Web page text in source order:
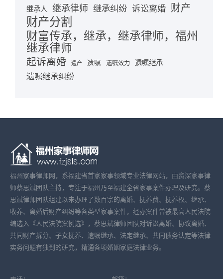
继承人 继承律师 继承纠纷 诉讼离婚 财产
财产分割
财富传承，继承，继承律师，福州
继承律师
起诉离婚 遗产 遗嘱 遗嘱效力 遗嘱继承
遗嘱继承纠纷
福州家事律师网，系福建省首家家事领域专业法律网站，由资深家事律
师蔡思斌团队主持，专注于福州乃至福建全省家事案件办理及研究。蔡
思斌律师团队组建以来办理了数百宗的离婚、抚养费、抚养权、继承、
收养、离婚后财产纠纷等各类型家事案件，经办案件曾被最高人民法院
编选入《人民法院案例选》，蔡思斌律师团队对诉讼离婚、协议离婚、
共同财产拆分、子女抚养、遗嘱继承、法定继承、共同债务认定等法律
实务问题有独到的研究，精通各项婚姻家庭法律业务。